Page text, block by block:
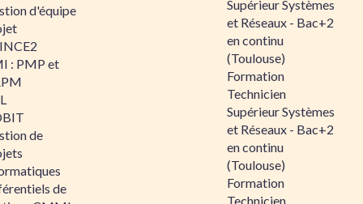
d'équipe
: PMP et
de
de
Supérieur Systèmes
et Réseaux - Bac+2
en continu
(Toulouse)
Formation
Technicien
Supérieur Systèmes
et Réseaux - Bac+2
en continu
(Toulouse)
Formation
Technicien